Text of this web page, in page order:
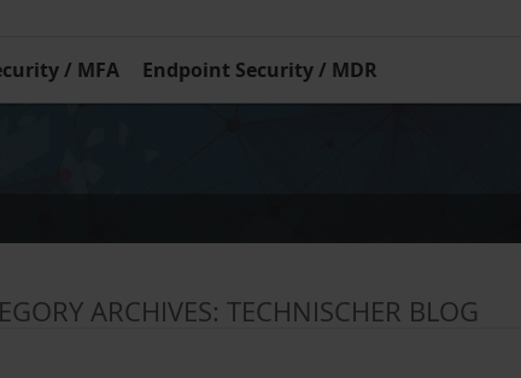
/ MFA Endpoint Security / MDR
ARCHIVES: TECHNISCHER BLOG